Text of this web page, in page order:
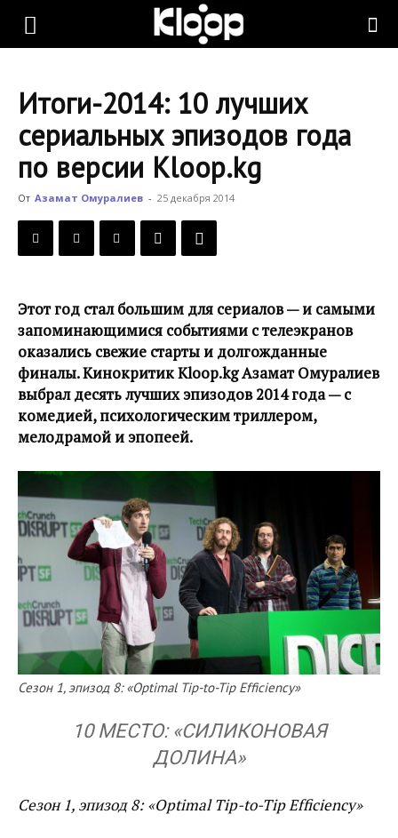
KLOOP.KG
Новости
Кыргызстана
Итоги-2014: 10 лучших
сериальных эпизодов года
по версии Kloop.kg
От Азамат Омуралиев - 25 декабря 2014
Этот год стал большим для сериалов — и самыми
запоминающимися событиями с телеэкранов
оказались свежие старты и долгожданные
финалы. Кинокритик Kloop.kg Азамат Омуралиев
выбрал десять лучших эпизодов 2014 года — с
комедией, психологическим триллером,
мелодрамой и эпопеей.
Сезон 1, эпизод 8: «Optimal Tip-to-Tip Efficiency»
10 МЕСТО: «СИЛИКОНОВАЯ
ДОЛИНА»
Сезон 1, эпизод 8: «Optimal Tip-to-Tip Efficiency»